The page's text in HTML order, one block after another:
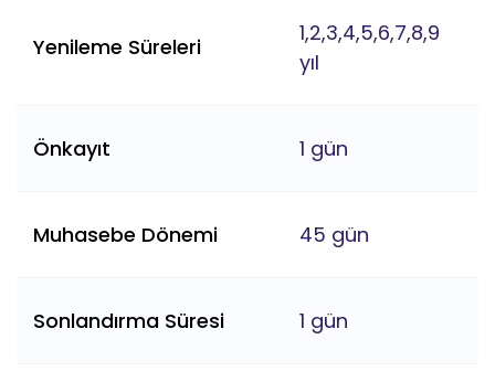
Yenileme Süreleri
1,2,3,4,5,6,7,8,9
yıl
Önkayıt 1 gün
Muhasebe Dönemi 45 gün
Sonlandırma Süresi 1 gün